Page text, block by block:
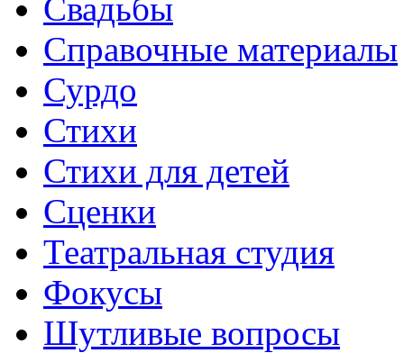
Свадьбы
Справочные материалы
Сурдо
Стихи
Стихи для детей
Сценки
Театральная студия
Фокусы
Шутливые вопросы